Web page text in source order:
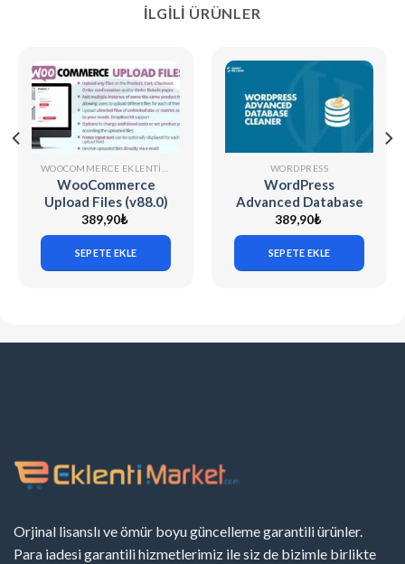
İLGILI ÜRÜNLER
WooCommerce
Upload Files (v88.0)
389,90₺
SEPETE EKLE
WORDPRESS
WordPress
Advanced Database
Cleaner Pro (v4.0.6)
389,90₺
SEPETE EKLE
Orjinal lisanslı ve ömür boyu güncelleme garantili ürünler.
Para iadesi garantili hizmetlerimiz ile siz de bizimle birlikte